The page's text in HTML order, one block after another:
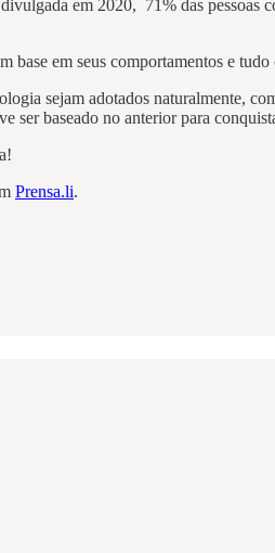
em 2020, 71% das pessoas
em seus comportamentos e
sejam adotados naturalmente,
baseado no anterior para
Prensa.li.